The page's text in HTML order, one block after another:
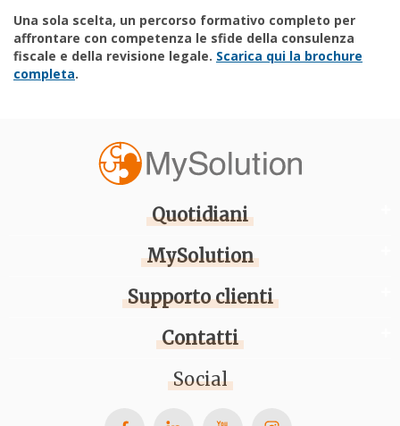
Una sola scelta, un percorso formativo completo per
affrontare con competenza le sfide della consulenza
fiscale e della revisione legale. Scarica qui la brochure
completa.
Quotidiani
MySolution
Supporto clienti
Contatti
Social